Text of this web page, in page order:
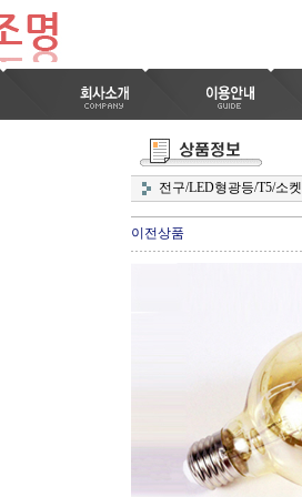
전구/LED형광등/T5/소켓
이전상품